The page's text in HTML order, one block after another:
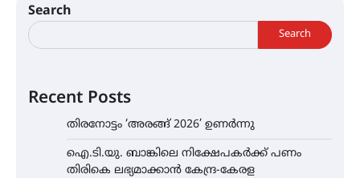
Search
Search
Recent Posts
തിരനോട്ടം ‘അരങ്ങ് 2026’ ഉണർന്നു
ഐ.ടി.യു. ബാങ്കിലെ നിക്ഷേപകർക്ക് പണം
തിരികെ ലഭ്യമാക്കാൻ കേന്ദ്ര-കേരള